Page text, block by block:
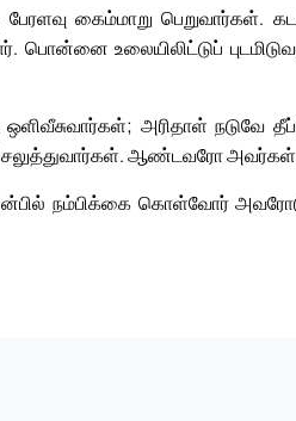
பேரளவு கைம்மாறு
உலையிலிட்டுப்
அரிதாள் நடுவே
செலுத்துவார்கள். ஆண்டவரோ
நம்பிக்கை கொள்வோர் அவரோடு